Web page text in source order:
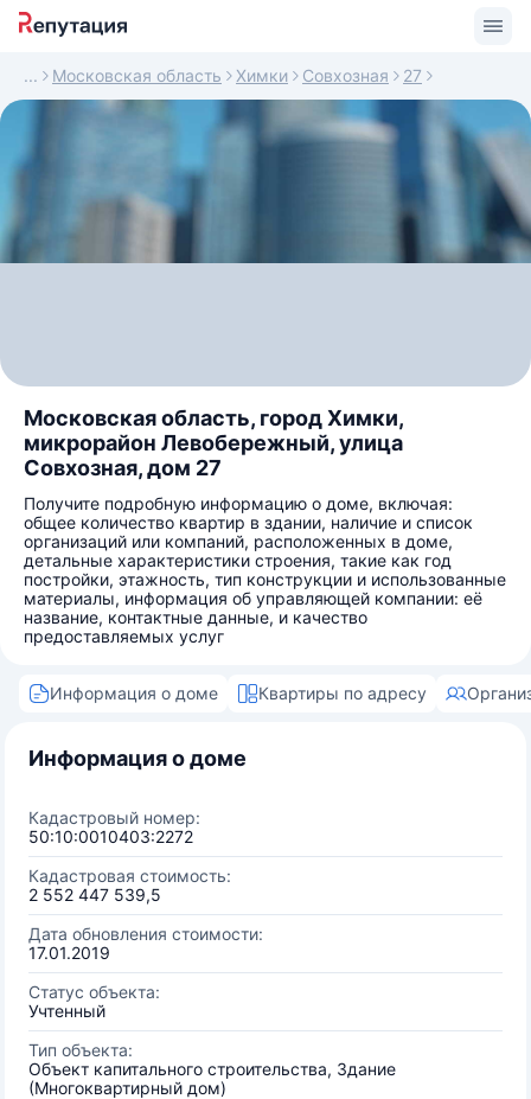
Московская область Химки Совхозная 27
Московская область, город Химки,
микрорайон Левобережный, улица
Совхозная, дом 27
Получите подробную информацию о доме, включая:
общее количество квартир в здании, наличие и список
организаций или компаний, расположенных в доме,
детальные характеристики строения, такие как год
постройки, этажность, тип конструкции и использованные
материалы, информация об управляющей компании: её
название, контактные данные, и качество
предоставляемых услуг
Информация о доме Квартиры по адресу
Информация о доме
Кадастровый номер:
50:10:0010403:2272
Кадастровая стоимость:
2 552 447 539,5
Дата обновления стоимости:
17.01.2019
Статус объекта:
Учтенный
Тип объекта:
Объект капитального строительства, Здание
(Многоквартирный дом)